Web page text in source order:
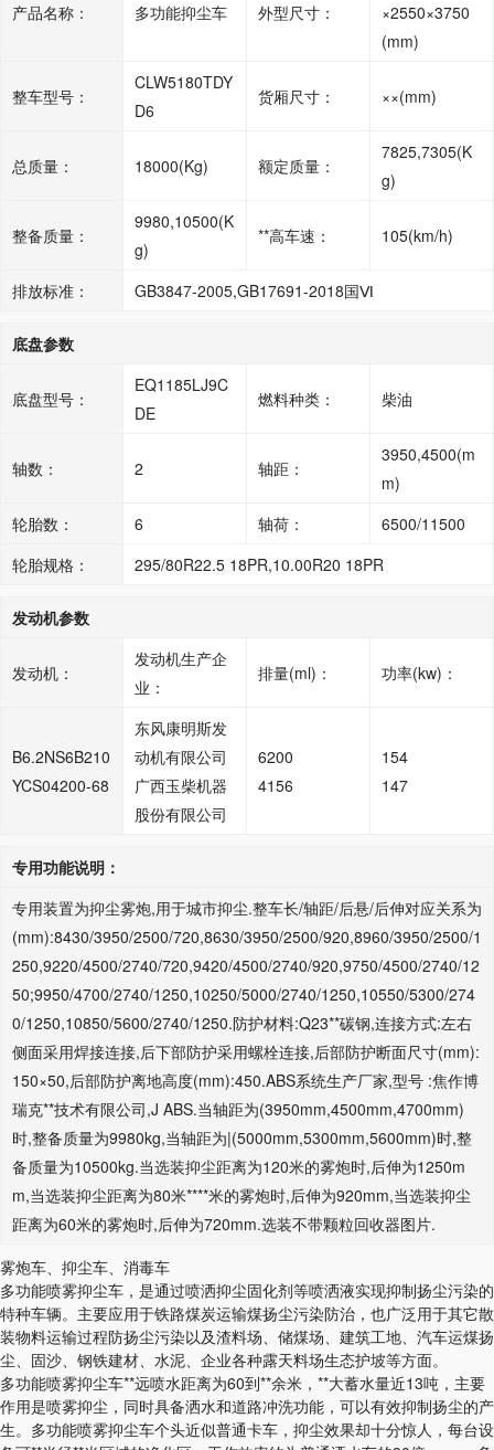
产品名称： 多功能抑尘车 外型尺寸：
×2550×3750
(mm)
整车型号：
CLW5180TDY
D6
货厢尺寸： ××(mm)
总质量： 18000(Kg) 额定质量：
7825,7305(K
g)
整备质量：
9980,10500(K
g)
**高车速： 105(km/h)
排放标准： GB3847-2005,GB17691-2018国Ⅵ
底盘参数
底盘型号：
EQ1185LJ9C
DE
燃料种类： 柴油
轴数： 2 轴距：
3950,4500(m
m)
轮胎数：
6 轴荷：
6500/11500
轮胎规格：
295/80R22.5 18PR,10.00R20 18PR
发动机参数
发动机：
发动机生产企
业：
排量(ml)： 功率(kw)：
B6.2NS6B210
YCS04200-68
东风康明斯发
动机有限公司
广西玉柴机器
股份有限公司
6200
4156
154
147
专用功能说明：
专用装置为抑尘雾炮,用于城市抑尘.整车长/轴距/后悬/后伸对应关系为
(mm):8430/3950/2500/720,8630/3950/2500/920,8960/3950/2500/1
250,9220/4500/2740/720,9420/4500/2740/920,9750/4500/2740/12
50;9950/4700/2740/1250,10250/5000/2740/1250,10550/5300/274
0/1250,10850/5600/2740/1250.防护材料:Q23**碳钢,连接方式:左右
侧面采用焊接连接,后下部防护采用螺栓连接,后部防护断面尺寸(mm):
150×50,后部防护离地高度(mm):450.ABS系统生产厂家,型号 :焦作博
瑞克**技术有限公司,J ABS.当轴距为(3950mm,4500mm,4700mm)
时,整备质量为9980kg,当轴距为|(5000mm,5300mm,5600mm)时,整
备质量为10500kg.当选装抑尘距离为120米的雾炮时,后伸为1250m
m,当选装抑尘距离为80米****米的雾炮时,后伸为920mm,当选装抑尘
距离为60米的雾炮时,后伸为720mm.选装不带颗粒回收器图片.
雾炮车、抑尘车、消毒车
多功能喷雾抑尘车，是通过喷洒抑尘固化剂等喷洒液实现抑制扬尘污染的
特种车辆。主要应用于铁路煤炭运输煤扬尘污染防治，也广泛用于其它散
装物料运输过程防扬尘污染以及渣料场、储煤场、建筑工地、汽车运煤扬
尘、固沙、钢铁建材、水泥、企业各种露天料场生态护坡等方面。
多功能喷雾抑尘车**远喷水距离为60到**余米，**大蓄水量近13吨，主要
作用是喷雾抑尘，同时具备洒水和道路冲洗功能，可以有效抑制扬尘的产
生。多功能喷雾抑尘车个头近似普通卡车，抑尘效果却十分惊人，每台设